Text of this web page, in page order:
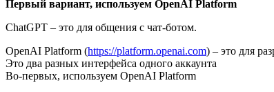
Первый вариант, используем OpenAI Platform
ChatGPT – это для общения с чат-ботом.
OpenAI Platform (https://platform.openai.com) – это для
Это два разных интерфейса одного аккаунта
Во-первых, используем OpenAI Platform